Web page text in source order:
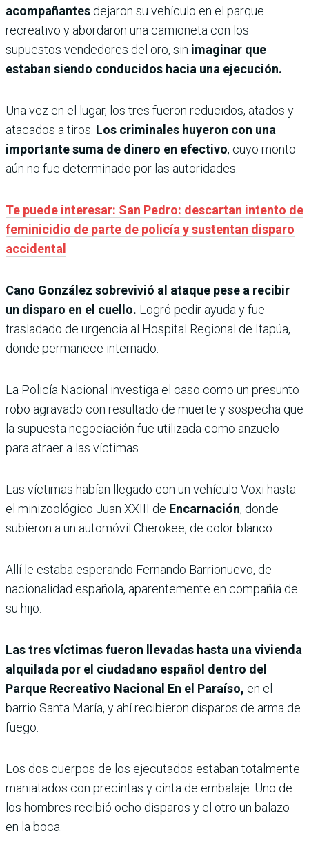
acompañantes dejaron su vehículo en el parque
recreativo y abordaron una camioneta con los
supuestos vendedores del oro, sin imaginar que
estaban siendo conducidos hacia una ejecución.
Una vez en el lugar, los tres fueron reducidos, atados y
atacados a tiros. Los criminales huyeron con una
importante suma de dinero en efectivo, cuyo monto
aún no fue determinado por las autoridades.
Te puede interesar: San Pedro: descartan intento de
feminicidio de parte de policía y sustentan disparo
accidental
Cano González sobrevivió al ataque pese a recibir
un disparo en el cuello. Logró pedir ayuda y fue
trasladado de urgencia al Hospital Regional de Itapúa,
donde permanece internado.
La Policía Nacional investiga el caso como un presunto
robo agravado con resultado de muerte y sospecha que
la supuesta negociación fue utilizada como anzuelo
para atraer a las víctimas.
Las víctimas habían llegado con un vehículo Voxi hasta
el minizoológico Juan XXIII de Encarnación, donde
subieron a un automóvil Cherokee, de color blanco.
Allí le estaba esperando Fernando Barrionuevo, de
nacionalidad española, aparentemente en compañía de
su hijo.
Las tres víctimas fueron llevadas hasta una vivienda
alquilada por el ciudadano español dentro del
Parque Recreativo Nacional En el Paraíso, en el
barrio Santa María, y ahí recibieron disparos de arma de
fuego.
Los dos cuerpos de los ejecutados estaban totalmente
maniatados con precintas y cinta de embalaje. Uno de
los hombres recibió ocho disparos y el otro un balazo
en la boca.